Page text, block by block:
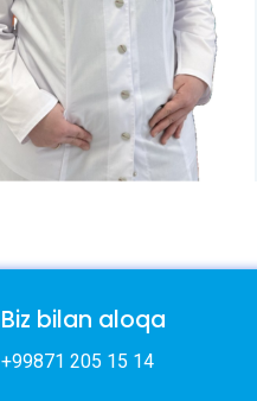
Biz bilan aloqa
+99871 205 15 14